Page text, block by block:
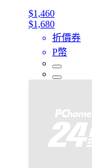
$1,460
$1,680
折價券
P幣